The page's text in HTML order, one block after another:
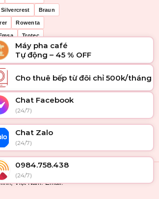
Silvercrest Braun
Rowenta
Trotec
tôi
cấp: Phòng Đăng ký
Việt Nam. Email:
Máy pha café
Tự động – 45 % OFF
Cho thuê bếp từ đôi chỉ 500k/tháng
Chat Facebook
(24/7)
Chat Zalo
(24/7)
0984.758.438
(24/7)